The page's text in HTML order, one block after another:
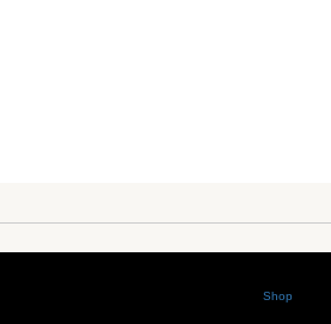
Shop